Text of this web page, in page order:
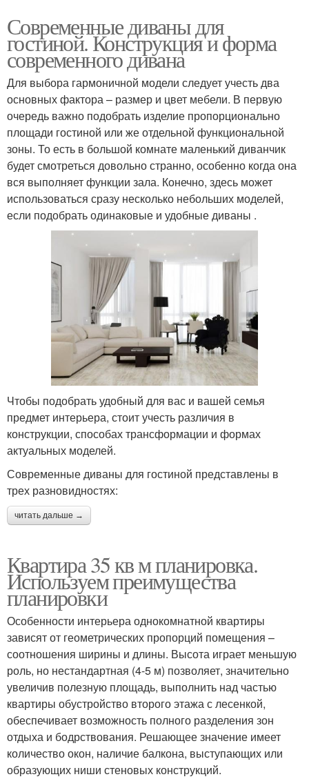
Современные диваны для
гостиной. Конструкция и форма
современного дивана
Для выбора гармоничной модели следует учесть два
основных фактора – размер и цвет мебели. В первую
очередь важно подобрать изделие пропорционально
площади гостиной или же отдельной функциональной
зоны. То есть в большой комнате маленький диванчик
будет смотреться довольно странно, особенно когда она
вся выполняет функции зала. Конечно, здесь может
использоваться сразу несколько небольших моделей,
если подобрать одинаковые и удобные диваны .
Чтобы подобрать удобный для вас и вашей семья
предмет интерьера, стоит учесть различия в
конструкции, способах трансформации и формах
актуальных моделей.
Современные диваны для гостиной представлены в
трех разновидностях:
читать дальше →
Квартира 35 кв м планировка.
Используем преимущества
планировки
Особенности интерьера однокомнатной квартиры
зависят от геометрических пропорций помещения –
соотношения ширины и длины. Высота играет меньшую
роль, но нестандартная (4-5 м) позволяет, значительно
увеличив полезную площадь, выполнить над частью
квартиры обустройство второго этажа с лесенкой,
обеспечивает возможность полного разделения зон
отдыха и бодрствования. Решающее значение имеет
количество окон, наличие балкона, выступающих или
образующих ниши стеновых конструкций.